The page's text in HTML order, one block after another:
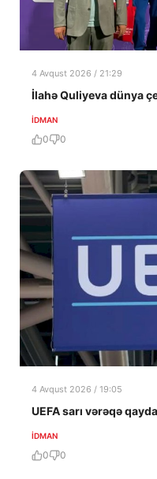
4 Avqust 2026 / 21:29
İlahə Quliyeva dünya
İDMAN
0 0
4 Avqust 2026 / 19:05
UEFA sarı vərəqə
İDMAN
0 0